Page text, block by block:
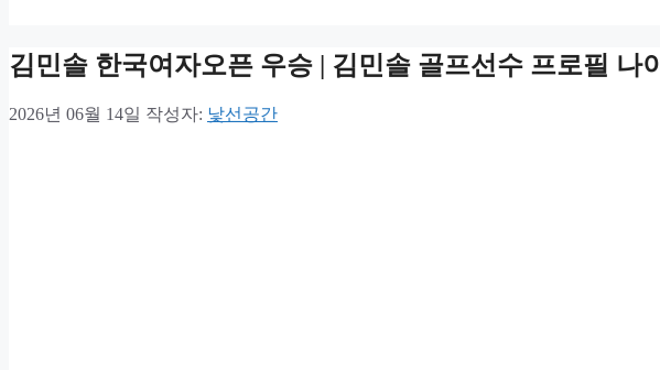
김민솔 한국여자오픈 우승 | 김민솔 골프선수 프로필 나이
2026년 06월 14일 작성자: 낯선공간